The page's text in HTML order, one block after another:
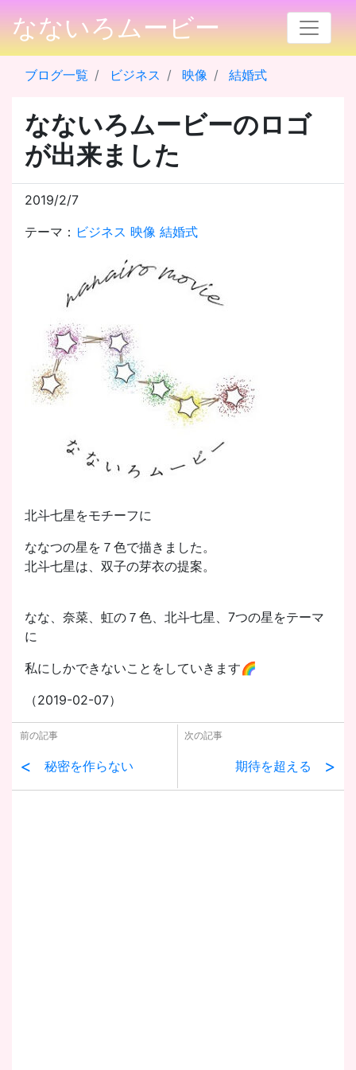
なないろムービー
ブログ一覧 ビジネス 映像 結婚式
なないろムービーのロゴ
が出来ました
2019/2/7
テーマ： ビジネス 映像 結婚式
北斗七星をモチーフに
ななつの星を７色で描きました。
北斗七星は、双子の芽衣の提案。
なな、奈菜、虹の７色、北斗七星、7つの星をテーマ
に
私にしかできないことをしていきます🌈
（2019-02-07）
前の記事
< 秘密を作らない
次の記事
期待を超える >